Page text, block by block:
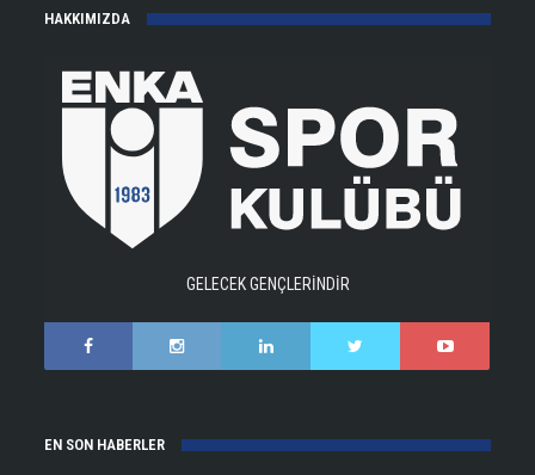
HAKKIMIZDA
GELECEK GENÇLERİNDİR
EN SON HABERLER